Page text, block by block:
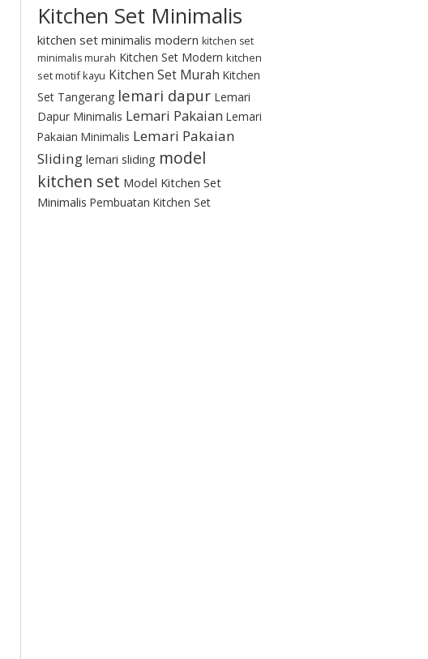
Kitchen Set Minimalis
kitchen set minimalis modern kitchen set
minimalis murah Kitchen Set Modern kitchen
set motif kayu Kitchen Set Murah Kitchen
Set Tangerang lemari dapur Lemari
Dapur Minimalis Lemari Pakaian Lemari
Pakaian Minimalis Lemari Pakaian
Sliding lemari sliding model
kitchen set Model Kitchen Set
Minimalis Pembuatan Kitchen Set